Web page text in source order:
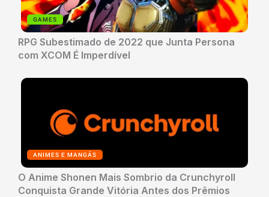
GAMES
RPG Subestimado de 2022 que Junta Persona
com XCOM É Imperdível
ANIMES E MANGÁS
O Anime Shonen Mais Sombrio da Crunchyroll
Conquista Grande Vitória Antes dos Prêmios